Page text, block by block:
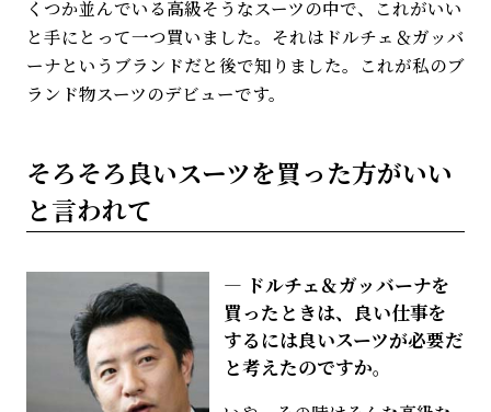
くつか並んでいる高級そうなスーツの中で、これがいい
と手にとって一つ買いました。それはドルチェ＆ガッバ
ーナというブランドだと後で知りました。これが私のブ
ランド物スーツのデビューです。
そろそろ良いスーツを買った方がいい
と言われて
ドルチェ＆ガッバーナを
買ったときは、良い仕事を
するには良いスーツが必要だ
と考えたのですか。